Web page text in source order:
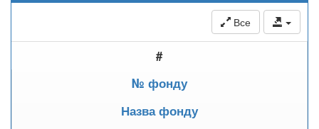
Все
#
№ фонду
Назва фонду